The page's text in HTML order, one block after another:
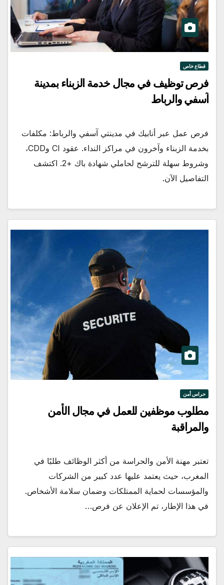
قطاع خاص
فرص توظيف في مجال خدمة الزبناء بمدينة
آسفي والرباط
فرص عمل عبر أنابيك في مدينتي آسفي والرباط: مكلفات
بخدمة الزبناء وآخرون في مراكز النداء. عقود CI وCDD،
وشروط سهلة للترشح لحاملي شهادة باك +2. اكتشف
التفاصيل الآن.
حراس أمن
مطلوب موظفين للعمل في مجال الأمن
والمراقبة
تعتبر مهنة الأمن والحراسة من أكثر الوظائف طلبًا في
المغرب، حيث يعتمد عليها عدد كبير من الشركات
والمؤسسات لحماية الممتلكات وضمان سلامة الأشخاص.
في هذا الإطار، تم الإعلان عن فرص…